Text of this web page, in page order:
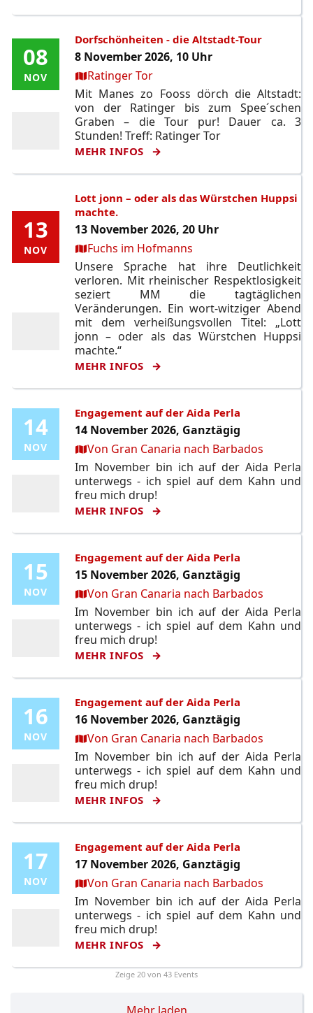
08
NOV
08
NOV
Dorfschönheiten - die Altstadt-Tour
8 November 2026, 10 Uhr
Ort:Ratinger Tor
Mit Manes zo Fooss dörch die Altstadt:
von der Ratinger bis zum Spee´schen
Graben – die Tour pur! Dauer ca. 3
Stunden! Treff: Ratinger Tor
MEHR INFOS
13
NOV
13
NOV
Lott jonn – oder als das Würstchen Huppsi
machte.
13 November 2026, 20 Uhr
Ort:Fuchs im Hofmanns
Unsere Sprache hat ihre Deutlichkeit
verloren. Mit rheinischer Respektlosigkeit
seziert MM die tagtäglichen
Veränderungen. Ein wort-witziger Abend
mit dem verheißungsvollen Titel: „Lott
jonn – oder als das Würstchen Huppsi
machte.“
MEHR INFOS
14
NOV
14
NOV
Engagement auf der Aida Perla
14 November 2026, Ganztägig
Ort:Von Gran Canaria nach Barbados
Im November bin ich auf der Aida Perla
unterwegs - ich spiel auf dem Kahn und
freu mich drup!
MEHR INFOS
15
NOV
15
NOV
Engagement auf der Aida Perla
15 November 2026, Ganztägig
Ort:Von Gran Canaria nach Barbados
Im November bin ich auf der Aida Perla
unterwegs - ich spiel auf dem Kahn und
freu mich drup!
MEHR INFOS
16
NOV
16
NOV
Engagement auf der Aida Perla
16 November 2026, Ganztägig
Ort:Von Gran Canaria nach Barbados
Im November bin ich auf der Aida Perla
unterwegs - ich spiel auf dem Kahn und
freu mich drup!
MEHR INFOS
17
NOV
17
NOV
Engagement auf der Aida Perla
17 November 2026, Ganztägig
Ort:Von Gran Canaria nach Barbados
Im November bin ich auf der Aida Perla
unterwegs - ich spiel auf dem Kahn und
freu mich drup!
MEHR INFOS
Zeige 20 von 43 Events